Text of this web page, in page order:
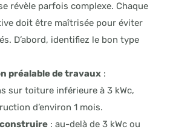
révèle parfois complexe. Chaque
doit être maîtrisée pour éviter
D’abord, identifiez le bon type
préalable de travaux :
sur toiture inférieure à 3 kWc,
d’environ 1 mois.
construire : au-delà de 3 kWc ou